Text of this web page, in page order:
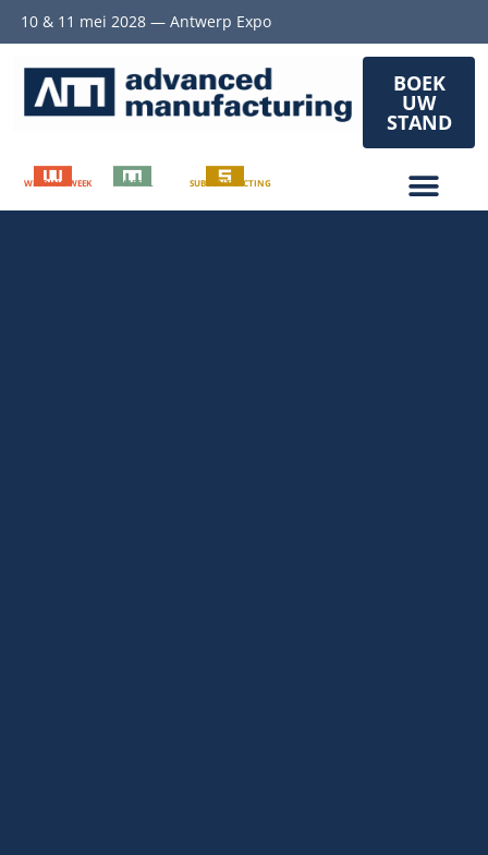
10 & 11 mei 2028 — Antwerp Expo
BOEK
UW
STAND
WELDING WEEK METAL SUBCONTRACTING